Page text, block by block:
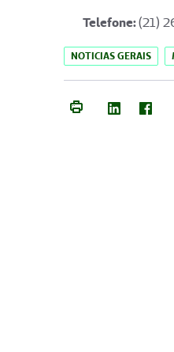
Telefone:(21)
NOTICIAS GERAIS